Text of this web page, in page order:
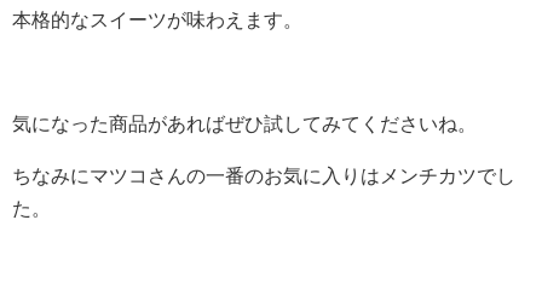
本格的なスイーツが味わえます。
気になった商品があればぜひ試してみてくださいね。
ちなみにマツコさんの一番のお気に入りはメンチカツでし
た。